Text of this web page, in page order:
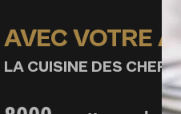
AVEC VOTRE
LA CUISINE DES